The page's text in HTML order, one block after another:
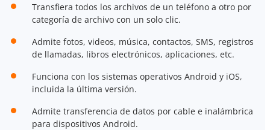
Transfiera todos los archivos de un teléfono a otro por
categoría de archivo con un solo clic.
Admite fotos, videos, música, contactos, SMS, registros
de llamadas, libros electrónicos, aplicaciones, etc.
Funciona con los sistemas operativos Android y iOS,
incluida la última versión.
Admite transferencia de datos por cable e inalámbrica
para dispositivos Android.